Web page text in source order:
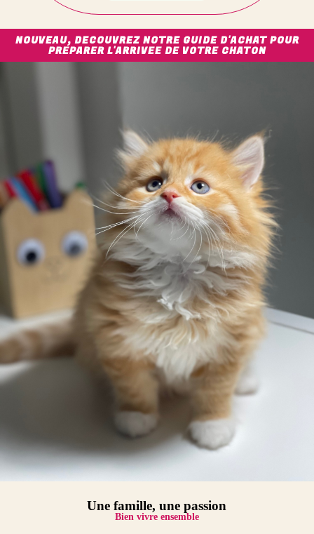
NOUVEAU, DECOUVREZ NOTRE GUIDE D'ACHAT POUR
PREPARER L'ARRIVEE DE VOTRE CHATON
Une famille, une passion
Bien vivre ensemble